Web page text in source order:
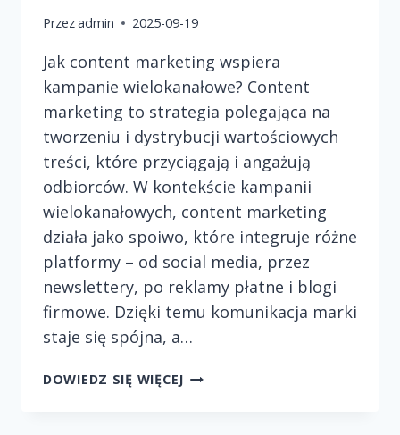
Przezadmin 2025-09-19
Jak content marketing wspiera
kampanie wielokanałowe? Content
marketing to strategia polegająca na
tworzeniu i dystrybucji wartościowych
treści, które przyciągają i angażują
odbiorców. W kontekście kampanii
wielokanałowych, content marketing
działa jako spoiwo, które integruje różne
platformy – od social media, przez
newslettery, po reklamy płatne i blogi
firmowe. Dzięki temu komunikacja marki
staje się spójna, a…
DOWIEDZ SIĘ WIĘCEJJAK